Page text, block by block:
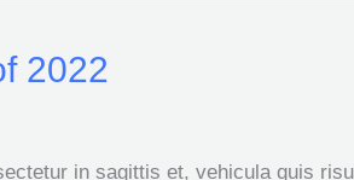
2022
in sagittis et, vehicula quis